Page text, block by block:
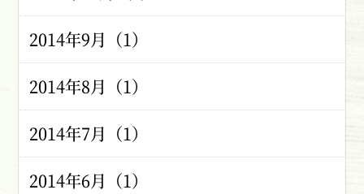
2014年9月（1）
2014年8月（1）
2014年7月（1）
2014年6月（1）